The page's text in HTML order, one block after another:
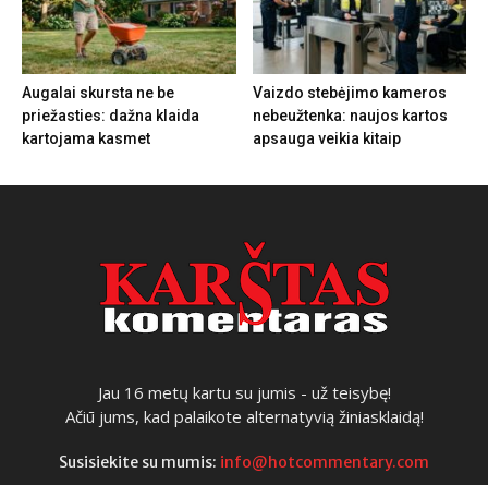
Augalai skursta ne be
priežasties: dažna klaida
kartojama kasmet
Vaizdo stebėjimo kameros
nebeužtenka: naujos kartos
apsauga veikia kitaip
Jau 16 metų kartu su jumis - už teisybę!
Ačiū jums, kad palaikote alternatyvią žiniasklaidą!
Susisiekite su mumis: info@hotcommentary.com